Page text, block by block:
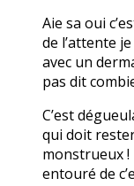
Aie sa oui
de l’attente
avec un
pas dit
C’est
qui doit
monstrueux !
entouré de